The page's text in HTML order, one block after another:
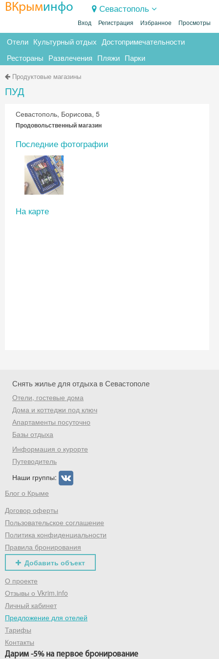
ВКрыминфо Севастополь
Вход Регистрация Избранное Просмотры
Отели Культурный отдых Достопримечательности
Рестораны Развлечения Пляжи Парки
Продуктовые магазины
ПУД
Севастополь, Борисова, 5
Продовольственный магазин
Последние фотографии
На карте
Снять жилье для отдыха в Севастополе
Отели, гостевые дома
Дома и коттеджи под ключ
Апартаменты посуточно
Базы отдыха
Информация о курорте
Путеводитель
Наши группы:
Блог о Крыме
Договор оферты
Пользовательское соглашение
Политика конфиденциальности
Правила бронирования
Добавить объект
О проекте
Отзывы о Vkrim.info
Личный кабинет
Предложение для отелей
Тарифы
Контакты
Дарим -5% на первое бронирование
Скидка −5%
Хочешь дешевле? Оставь почту и получи